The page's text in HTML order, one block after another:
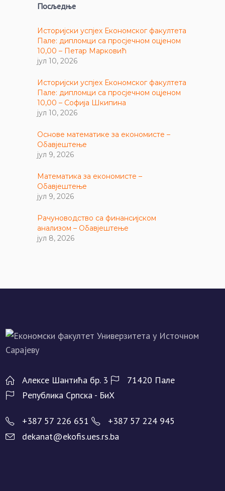
Посљедње
Историјски успјех Економског факултета
Пале: дипломци са просјечном оцјеном
10,00 – Петар Марковић
јул 10, 2026
Историјски успјех Економског факултета
Пале: дипломци са просјечном оцјеном
10,00 – Софија Шкипина
јул 10, 2026
Основе математике за економисте –
Обавјештење
јул 9, 2026
Математика за економисте –
Обавјештење
јул 9, 2026
Рачуноводство са финансијском
анализом – Обавјештење
јул 8, 2026
Алeксe Шантића бр. 3
71420 Палe
Рeпублика Српска - БиХ
+387 57 226 651
+387 57 224 945
dekanat@ekofis.ues.rs.ba